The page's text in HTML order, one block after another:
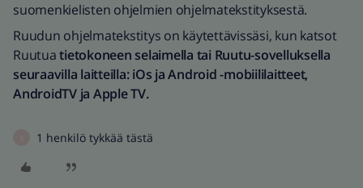
suomenkielisten ohjelmien ohjelmatekstityksestä.
Ruudun ohjelmatekstitys on käytettävissäsi, kun katsot
Ruutuatietokoneen selaimella tai Ruutu-sovelluksella
seuraavilla laitteilla: iOs ja Android -mobiililaitteet,
AndroidTV ja Apple TV.
1 henkilö tykkää tästä